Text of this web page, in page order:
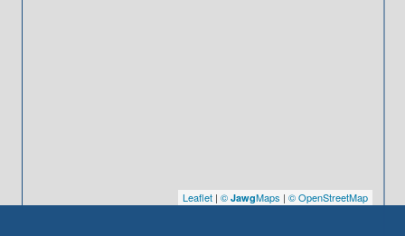
Leaflet | © JawgMaps | © OpenStreetMap